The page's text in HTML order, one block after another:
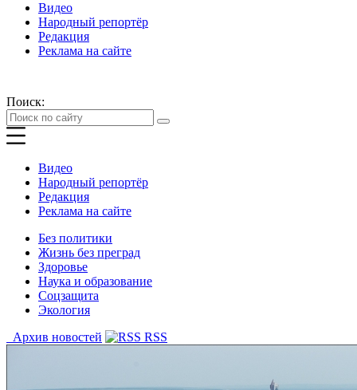
Видео
Народный репортёр
Редакция
Реклама на сайте
Поиск:
Видео
Народный репортёр
Редакция
Реклама на сайте
Без политики
Жизнь без преград
Здоровье
Наука и образование
Соцзащита
Экология
Архив новостей
RSS